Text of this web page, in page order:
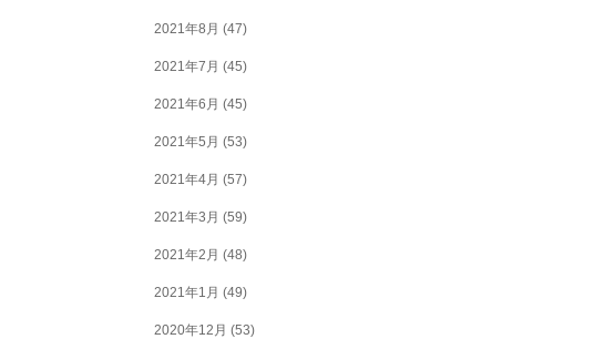
2021年8月 (47)
2021年7月 (45)
2021年6月 (45)
2021年5月 (53)
2021年4月 (57)
2021年3月 (59)
2021年2月 (48)
2021年1月 (49)
2020年12月 (53)